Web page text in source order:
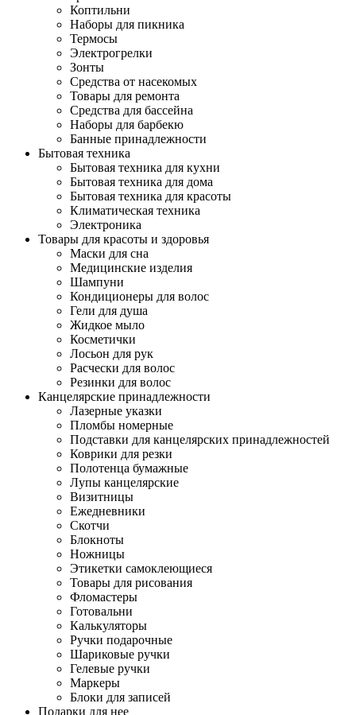
Коптильни
Наборы для пикника
Термосы
Электрогрелки
Зонты
Средства от насекомых
Товары для ремонта
Средства для бассейна
Наборы для барбекю
Банные принадлежности
Бытовая техника
Бытовая техника для кухни
Бытовая техника для дома
Бытовая техника для красоты
Климатическая техника
Электроника
Товары для красоты и здоровья
Маски для сна
Медицинские изделия
Шампуни
Кондиционеры для волос
Гели для душа
Жидкое мыло
Косметички
Лосьон для рук
Расчески для волос
Резинки для волос
Канцелярские принадлежности
Лазерные указки
Пломбы номерные
Подставки для канцелярских принадлежностей
Коврики для резки
Полотенца бумажные
Лупы канцелярские
Визитницы
Ежедневники
Скотчи
Блокноты
Ножницы
Этикетки самоклеющиеся
Товары для рисования
Фломастеры
Готовальни
Калькуляторы
Ручки подарочные
Шариковые ручки
Гелевые ручки
Маркеры
Блоки для записей
Подарки для нее